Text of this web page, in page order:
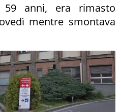
59 anni, era rimasto
mentre smontava